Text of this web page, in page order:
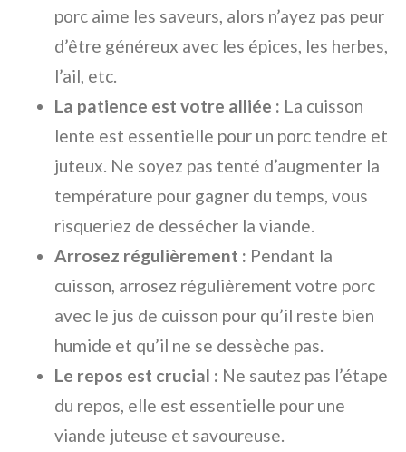
porc aime les saveurs, alors n’ayez pas peur
d’être généreux avec les épices, les herbes,
l’ail, etc.
La patience est votre alliée : La cuisson
lente est essentielle pour un porc tendre et
juteux. Ne soyez pas tenté d’augmenter la
température pour gagner du temps, vous
risqueriez de dessécher la viande.
Arrosez régulièrement : Pendant la
cuisson, arrosez régulièrement votre porc
avec le jus de cuisson pour qu’il reste bien
humide et qu’il ne se dessèche pas.
Le repos est crucial : Ne sautez pas l’étape
du repos, elle est essentielle pour une
viande juteuse et savoureuse.